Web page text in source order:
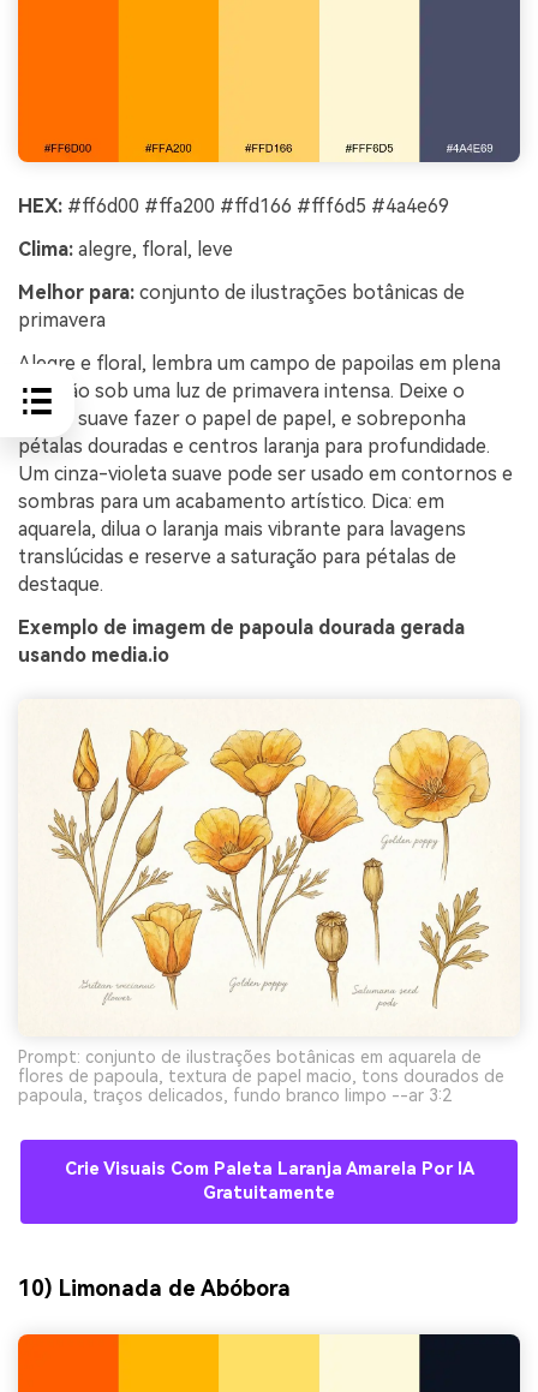
HEX: #ff6d00 #ffa200 #ffd166 #fff6d5 #4a4e69
Clima: alegre, floral, leve
Melhor para: conjunto de ilustrações botânicas de
primavera
Alegre e floral, lembra um campo de papoilas em plena
floração sob uma luz de primavera intensa. Deixe o
creme suave fazer o papel de papel, e sobreponha
pétalas douradas e centros laranja para profundidade.
Um cinza-violeta suave pode ser usado em contornos e
sombras para um acabamento artístico. Dica: em
aquarela, dilua o laranja mais vibrante para lavagens
translúcidas e reserve a saturação para pétalas de
destaque.
Exemplo de imagem de papoula dourada gerada
usando media.io
Prompt: conjunto de ilustrações botânicas em aquarela de
flores de papoula, textura de papel macio, tons dourados de
papoula, traços delicados, fundo branco limpo --ar 3:2
Crie Visuais Com Paleta Laranja Amarela Por IA
Gratuitamente
10) Limonada de Abóbora